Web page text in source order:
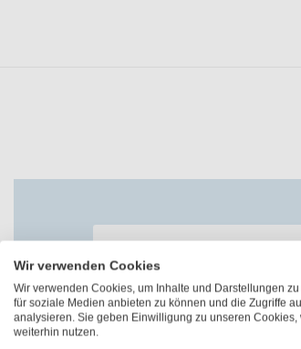
Wir verwenden Cookies
Wir verwenden Cookies, um Inhalte und Darstellungen
für soziale Medien anbieten zu können und die Zugriffe
analysieren. Sie geben Einwilligung zu unseren Cookies,
weiterhin nutzen.